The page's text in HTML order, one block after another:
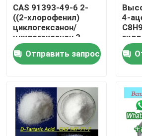
Контроль качества
Запросите цитату
Неорганическое сырье
точные химические
CAS 91393-49-6 2-
((2-хлорофенил)
циклогексанон/
циклогексанон,2-
((2-хлорофенил)
Отправить запрос
4-
CAS